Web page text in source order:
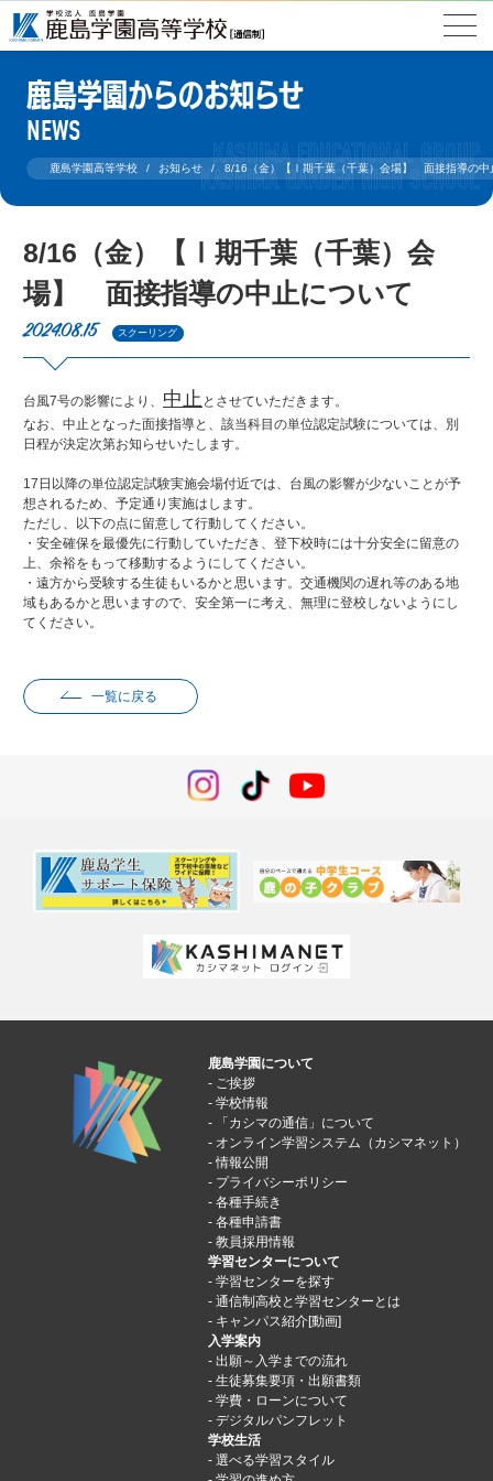
鹿島学園からのお知らせ
NEWS
鹿島学園高等学校 お知らせ 8/16（金）【Ⅰ期千葉（千葉）会場】 面接指導の中
8/16（金）【Ⅰ期千葉（千葉）会
場】 面接指導の中止について
2024.08.15 スクーリング
台風7号の影響により、 中止 とさせていただきます。
なお、中止となった面接指導と、該当科目の単位認定試験については、別
日程が決定次第お知らせいたします。
17日以降の単位認定試験実施会場付近では、台風の影響が少ないことが予
想されるため、予定通り実施はします。
ただし、以下の点に留意して行動してください。
・安全確保を最優先に行動していただき、登下校時には十分安全に留意の
上、余裕をもって移動するようにしてください。
・遠方から受験する生徒もいるかと思います。交通機関の遅れ等のある地
域もあるかと思いますので、安全第一に考え、無理に登校しないようにし
てください。
一覧に戻る
鹿島学園について
ご挨拶
学校情報
「カシマの通信」について
オンライン学習システム（カシマネット）
情報公開
プライバシーポリシー
各種手続き
各種申請書
教員採用情報
学習センターについて
学習センターを探す
通信制高校と学習センターとは
キャンパス紹介[動画]
入学案内
出願～入学までの流れ
生徒募集要項・出願書類
学費・ローンについて
デジタルパンフレット
学校生活
選べる学習スタイル